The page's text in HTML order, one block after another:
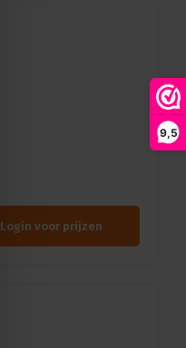
9,5
Login voor prijzen